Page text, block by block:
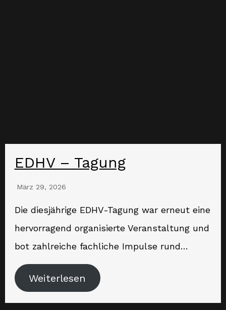
EDHV – Tagung
März 29, 2026
Die diesjährige EDHV-Tagung war erneut eine
hervorragend organisierte Veranstaltung und
bot zahlreiche fachliche Impulse rund…
Weiterlesen